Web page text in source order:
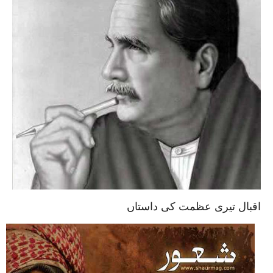
اقبال تیری عظمت کی داستاں